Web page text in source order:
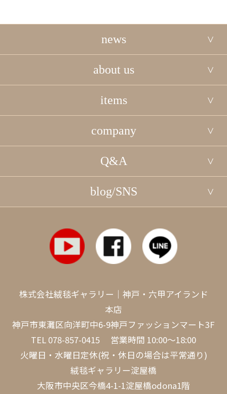
news
about us
items
company
Q&A
blog/SNS
株式会社絨毯ギャラリー｜神戸・六甲アイランド
本店
神戸市東灘区向洋町中6-9神戸ファッションマート3F
TEL 078-857-0415 営業時間 10:00～18:00
火曜日・水曜日定休(祝・休日の場合は平常通り)
絨毯ギャラリー淀屋橋
大阪市中央区今橋4-1-1淀屋橋odona1階